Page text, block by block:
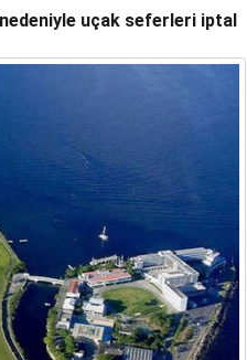
nedeniyle uçak seferleri iptal